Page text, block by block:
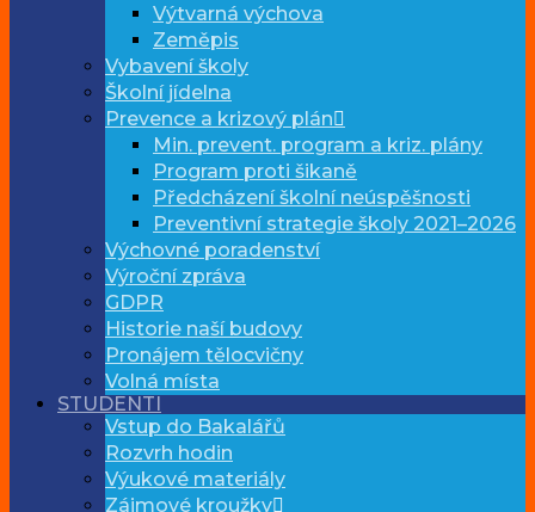
Výtvarná výchova
Zeměpis
Vybavení školy
Školní jídelna
Prevence a krizový plán
Min. prevent. program a kriz. plány
Program proti šikaně
Předcházení školní neúspěšnosti
Preventivní strategie školy 2021–2026
Výchovné poradenství
Výroční zpráva
GDPR
Historie naší budovy
Pronájem tělocvičny
Volná místa
STUDENTI
Vstup do Bakalářů
Rozvrh hodin
Výukové materiály
Zájmové kroužky